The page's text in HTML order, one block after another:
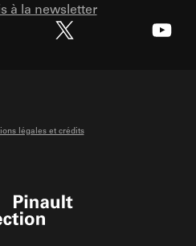
à la newsletter
légales et crédits